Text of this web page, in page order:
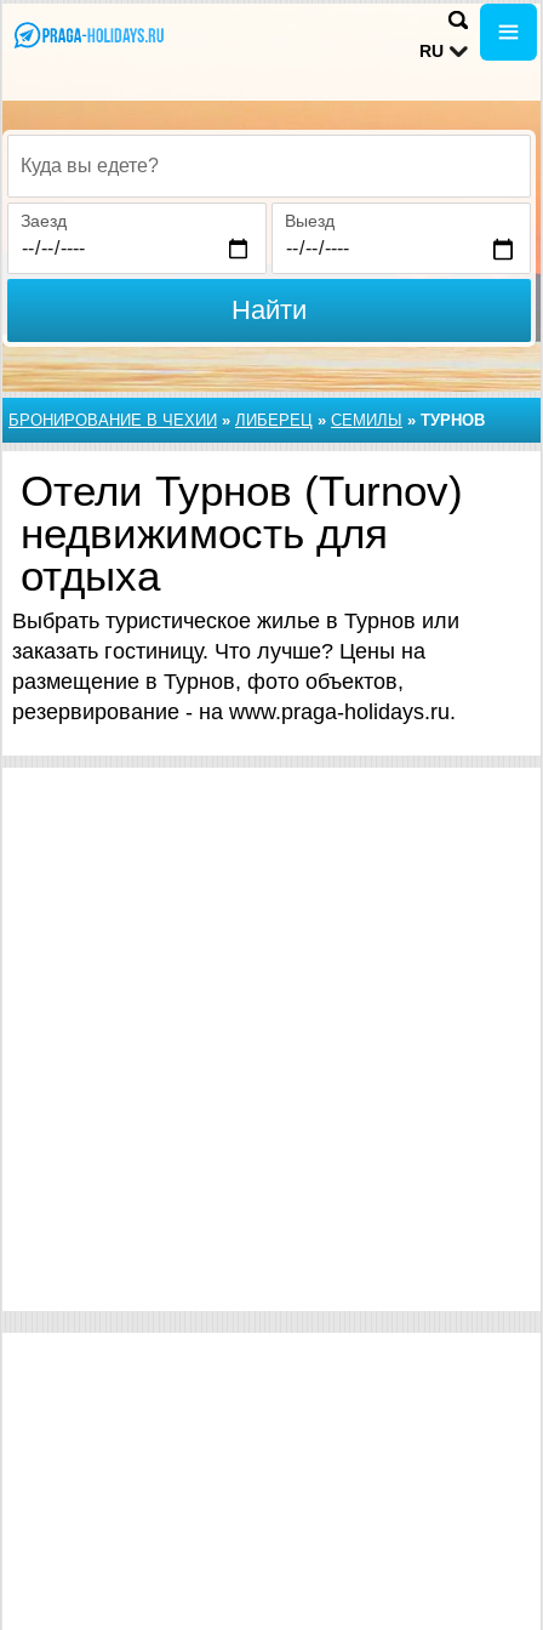
RU
Куда вы едете?
Заезд Выезд
Найти
БРОНИРОВАНИЕ В ЧЕХИИ » ЛИБЕРЕЦ » СЕМИЛЫ » ТУРНОВ
Отели Турнов (Turnov)
недвижимость для
отдыха
Выбрать туристическое жилье в Турнов или
заказать гостиницу. Что лучше? Цены на
размещение в Турнов, фото объектов,
резервирование - на www.praga-holidays.ru.